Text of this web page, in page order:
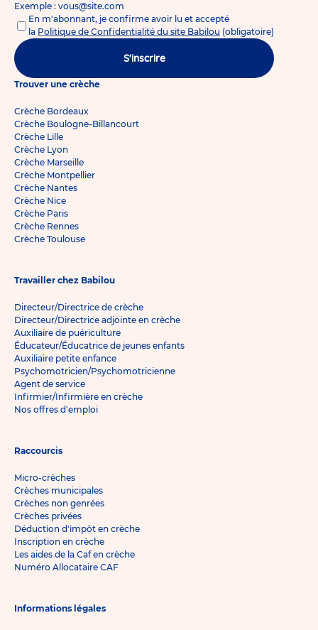
Exemple : vous@site.com
En m'abonnant, je confirme avoir lu et accepté
la Politique de Confidentialité du site Babilou (obligatoire)
S'inscrire
Trouver une crèche
Crèche Bordeaux
Crèche Boulogne-Billancourt
Crèche Lille
Crèche Lyon
Crèche Marseille
Crèche Montpellier
Crèche Nantes
Crèche Nice
Crèche Paris
Crèche Rennes
Crèche Toulouse
Travailler chez Babilou
Directeur/Directrice de crèche
Directeur/Directrice adjointe en crèche
Auxiliaire de puériculture
Éducateur/Éducatrice de jeunes enfants
Auxiliaire petite enfance
Psychomotricien/Psychomotricienne
Agent de service
Infirmier/Infirmière en crèche
Nos offres d'emploi
Raccourcis
Micro-crèches
Crèches municipales
Crèches non genrées
Crèches privées
Déduction d'impôt en crèche
Inscription en crèche
Les aides de la Caf en crèche
Numéro Allocataire CAF
Informations légales